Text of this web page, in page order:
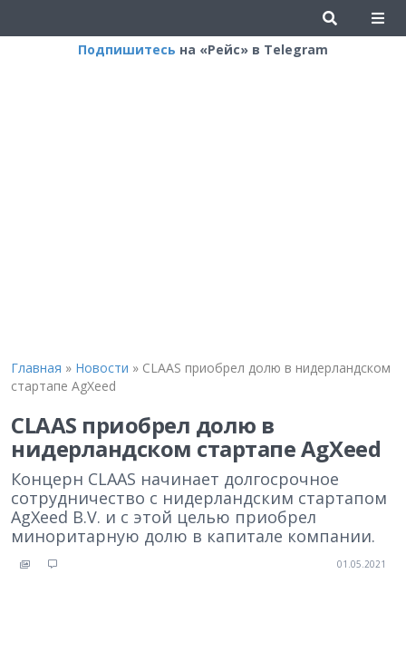
Подпишитесь на «Рейс» в Telegram
Главная » Новости » CLAAS приобрел долю в нидерландском
стартапе AgXeed
CLAAS приобрел долю в
нидерландском стартапе AgXeed
Концерн CLAAS начинает долгосрочное
сотрудничество с нидерландским стартапом
AgXeed B.V. и с этой целью приобрел
миноритарную долю в капитале компании.
01.05.2021